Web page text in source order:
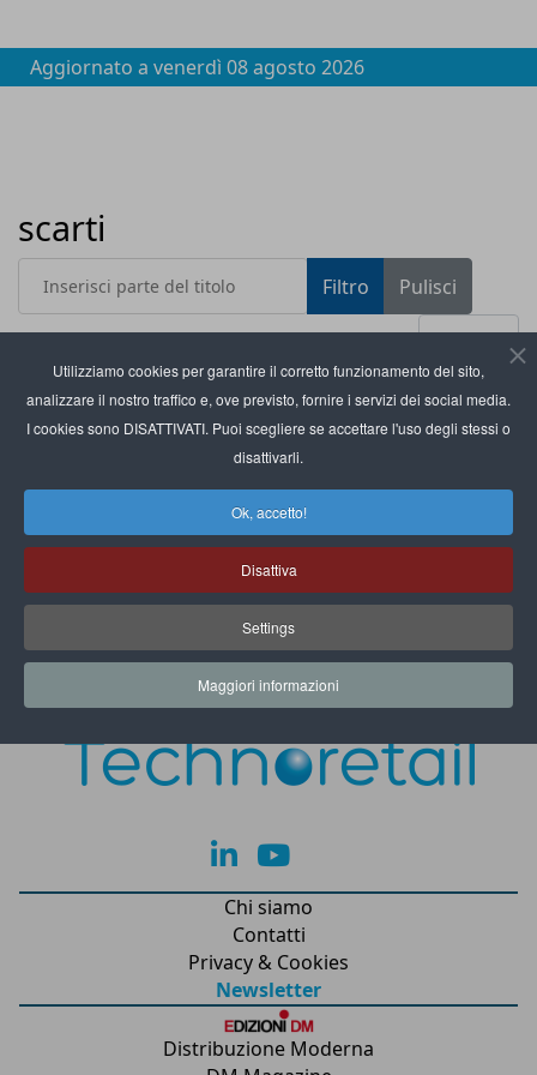
Utilizziamo cookies per garantire il corretto funzionamento del sito,
analizzare il nostro traffico e, ove previsto, fornire i servizi dei social media.
I cookies sono DISATTIVATI. Puoi scegliere se accettare l'uso degli stessi o
disattivarli.
Ok, accetto!
Disattiva
Settings
Maggiori informazioni
Aggiornato a venerdì 08 agosto 2026
scarti
Inserisci parte del titolo Filtro
Pulisci
Visualizza #
Titolo
Alkelux: dagli scarti di liquirizia un additivo per il
Magnoni lancia il nuovo sistema per la
marcatura laser su lattine
Id.Eight: sneaker realizzate con gli scarti
dell’industria alimentare
lk yt
Chi siamo
Contatti
Privacy & Cookies
Newsletter
Distribuzione Moderna